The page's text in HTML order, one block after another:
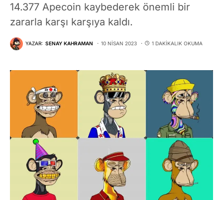
14.377 Apecoin kaybederek önemli bir
zararla karşı karşıya kaldı.
YAZAR: SENAY KAHRAMAN 10 NISAN 2023 1 DAKIKALIK OKUMA